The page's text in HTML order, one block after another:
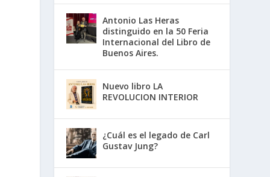
Antonio Las Heras
distinguido en la 50 Feria
Internacional del Libro de
Buenos Aires.
Nuevo libro LA
REVOLUCION INTERIOR
¿Cuál es el legado de Carl
Gustav Jung?